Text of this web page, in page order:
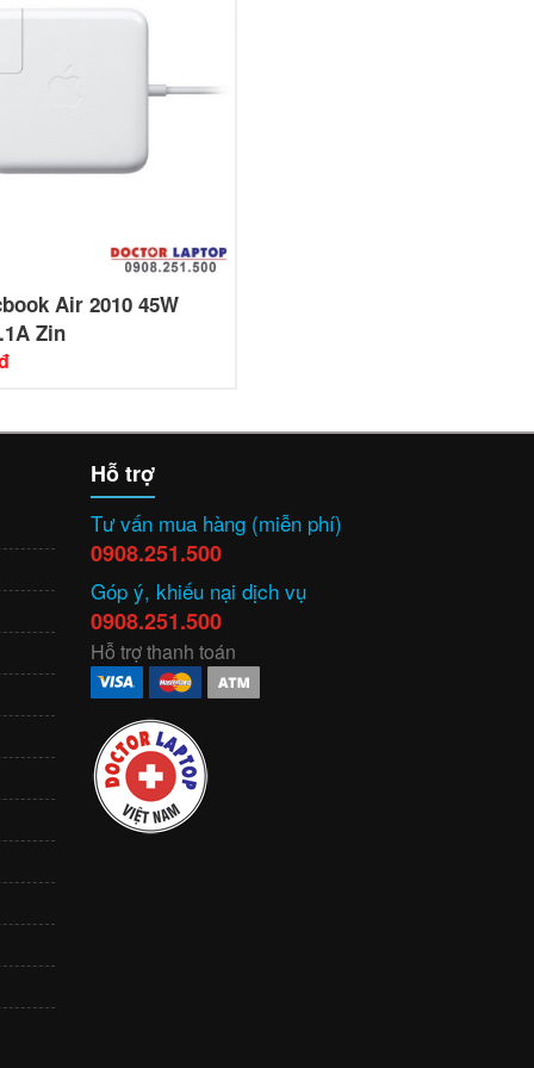
Air 2010 45W
Zin
Hỗ trợ
Tư vấn mua hàng (miễn phí)
0908.251.500
Góp ý, khiếu nại dịch vụ
0908.251.500
Hỗ trợ thanh toán